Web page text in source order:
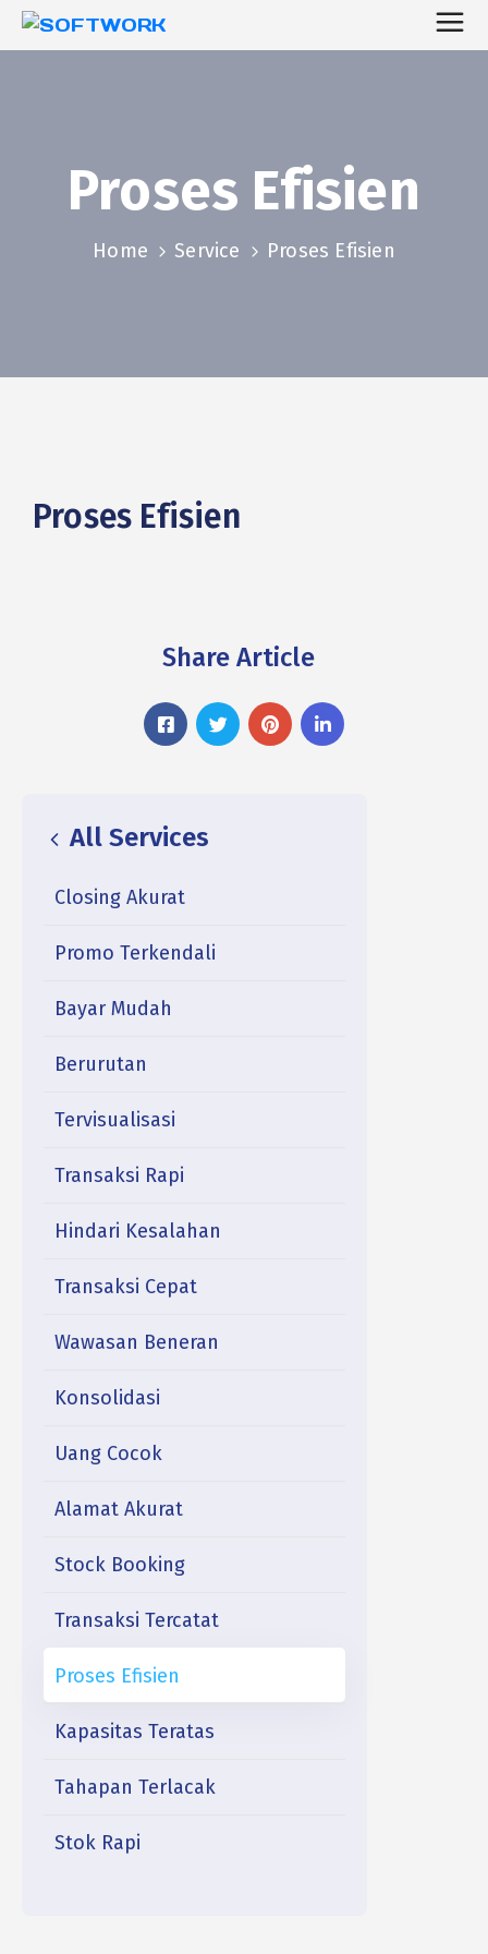
Proses Efisien
Home Service Proses Efisien
Proses Efisien
Share Article
All Services
Closing Akurat
Promo Terkendali
Bayar Mudah
Berurutan
Tervisualisasi
Transaksi Rapi
Hindari Kesalahan
Transaksi Cepat
Wawasan Beneran
Konsolidasi
Uang Cocok
Alamat Akurat
Stock Booking
Transaksi Tercatat
Proses Efisien
Kapasitas Teratas
Tahapan Terlacak
Stok Rapi